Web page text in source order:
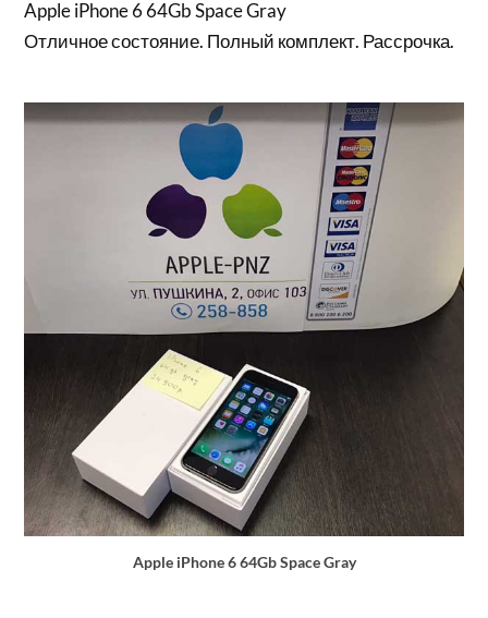
Apple iPhone 6 64Gb Space Gray
Отличное состояние. Полный комплект. Рассрочка.
Apple iPhone 6 64Gb Space Gray